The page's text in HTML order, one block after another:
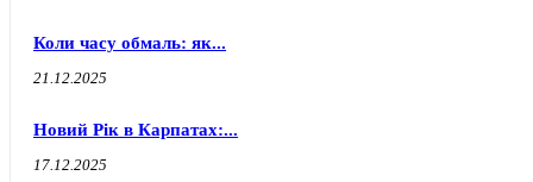
Коли часу обмаль: як...
21.12.2025
Новий Рік в Карпатах:...
17.12.2025